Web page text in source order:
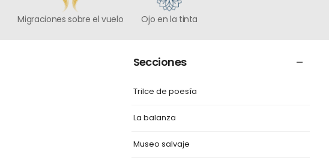
Migraciones sobre el vuelo Ojo en la tinta
Secciones
Trilce de poesía
La balanza
Museo salvaje